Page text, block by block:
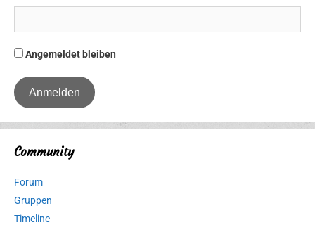
Angemeldet bleiben
Community
Forum
Gruppen
Timeline